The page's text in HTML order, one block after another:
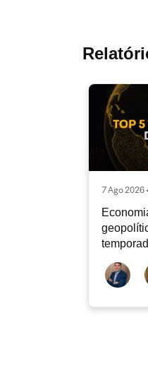
7 Ago 2026
globais